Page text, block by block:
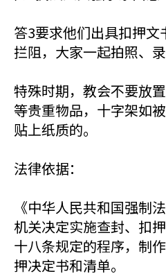
答3要求他们出具扣押文
拦阻，大家一起拍照、
特殊时期，教会不要放
等贵重物品，十字架如
贴上纸质的。
法律依据：
《中华人民共和国强
机关决定实施查封、扣
十八条规定的程序，制
押决定书和清单。